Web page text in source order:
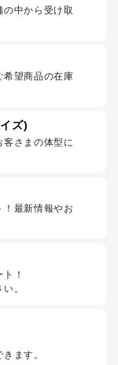
中から受け取
希望商品の在庫
ズ)
さまの体型に
！最新情報やお
！
。
ます。